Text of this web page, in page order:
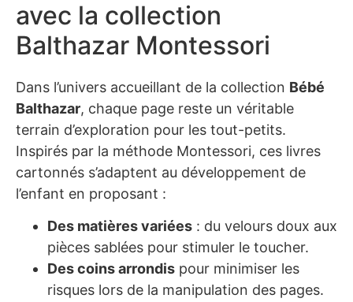
avec la collection
Balthazar Montessori
Dans l’univers accueillant de la collection Bébé
Balthazar, chaque page reste un véritable
terrain d’exploration pour les tout-petits.
Inspirés par la méthode Montessori, ces livres
cartonnés s’adaptent au développement de
l’enfant en proposant :
Des matières variées : du velours doux aux
pièces sablées pour stimuler le toucher.
Des coins arrondis pour minimiser les
risques lors de la manipulation des pages.